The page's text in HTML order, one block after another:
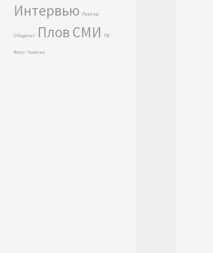
Интервью Лангар
Общепит ПловСМИ ТВ
Фото Чимган